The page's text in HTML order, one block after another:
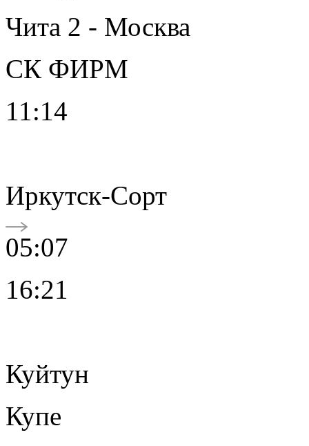
Чита 2 - Москва
СК ФИРМ
11:14
Иркутск-Сорт
05:07
16:21
Куйтун
Купе